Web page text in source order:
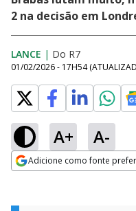
2 na decisão em
LANCE | Do R7
01/02/2026 - 17H54
A+ A-
Adicione como fonte